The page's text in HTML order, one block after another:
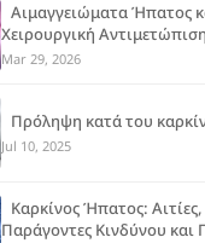
Αιμαγγειώματα Ήπατος
Χειρουργική Αντιμετώπιση
Mar 29, 2026
Πρόληψη κατά του
Jul 10, 2025
Καρκίνος Ήπατος: Αιτίες,
Παράγοντες Κινδύνου